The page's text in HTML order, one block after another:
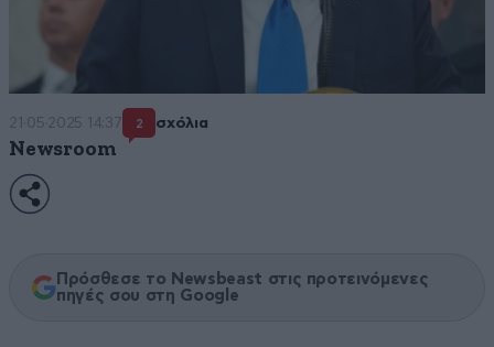
21·05·2025 14:37 2 σχόλια
Newsroom
Πρόσθεσε το Newsbeast στις προτεινόμενες
πηγές σου στη Google